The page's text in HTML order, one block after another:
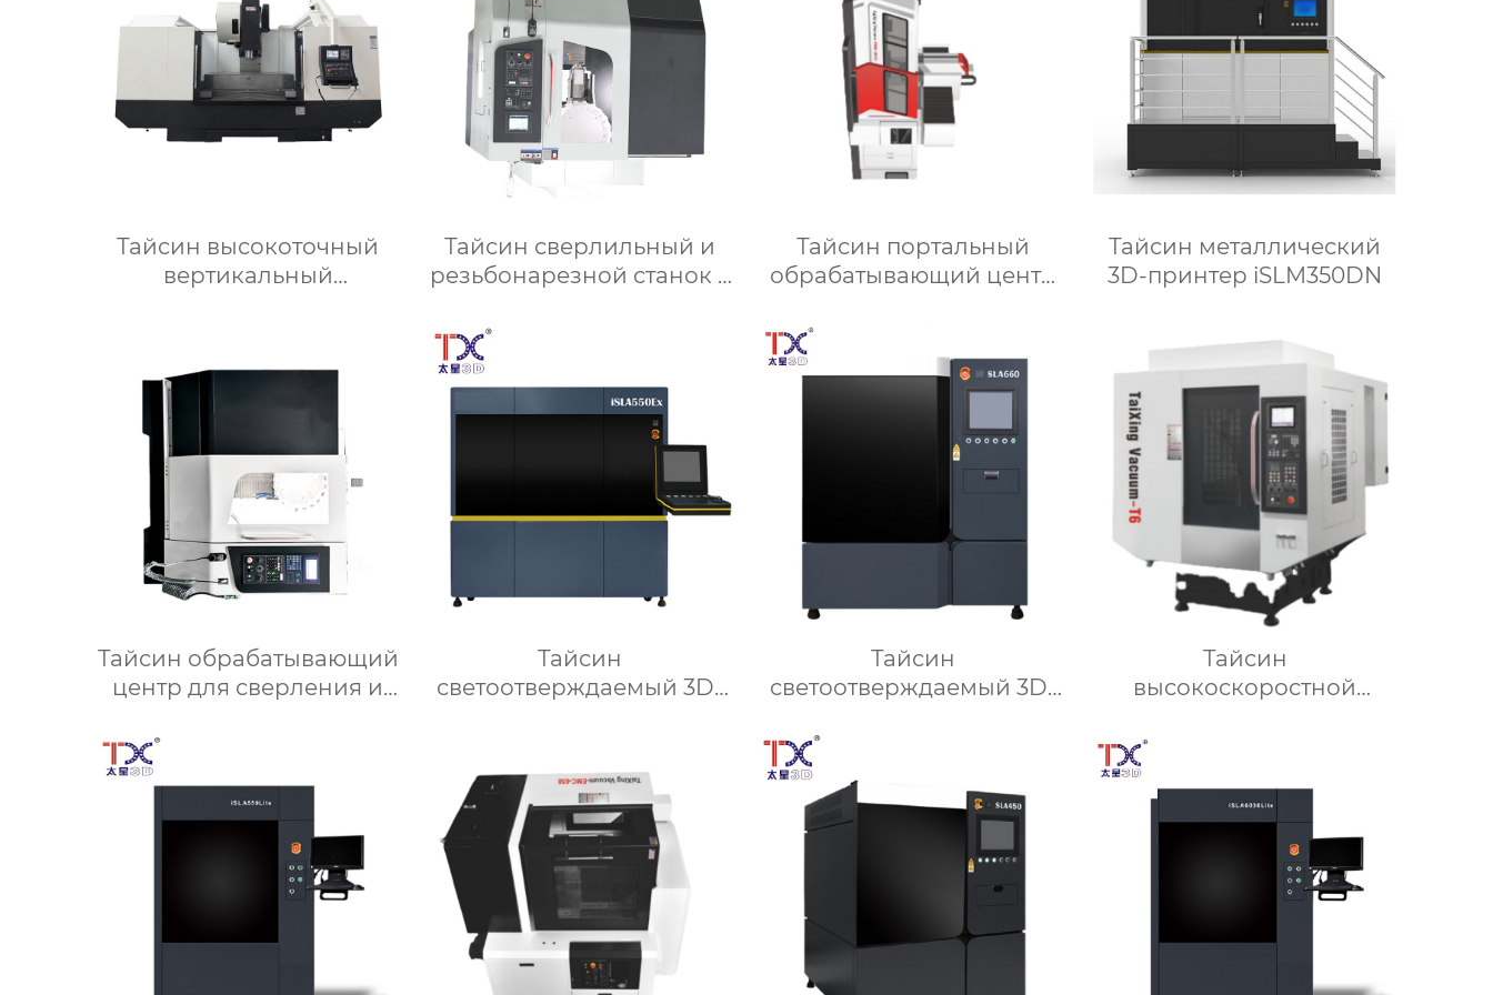
Тайсин высокоточный
вертикальный
Тайсин сверлильный и
резьбонарезной станок с
Тайсин портальный
обрабатывающий центр
Тайсин металлический
3D-принтер iSLM350DN
Тайсин обрабатывающий
центр для сверления и
Тайсин
светоотверждаемый 3D-
Тайсин
светоотверждаемый 3D-
Тайсин
высокоскоростной
резьбонарезной станок